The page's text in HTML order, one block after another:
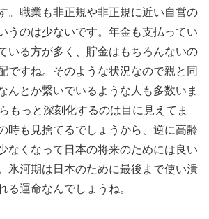
。職業も非正規や非正規に近い自営の
うのは少ないです。年金も支払ってい
いる方が多く、貯金はもちろんないの
ですね。そのような状況なので親と同
んとか繋いでいるような人も多数いま
もっと深刻化するのは目に見えてま
時も見捨てるでしょうから、逆に高齢
なくなって日本の将来のためには良い
氷河期は日本のために最後まで使い潰
る運命なんでしょうね。